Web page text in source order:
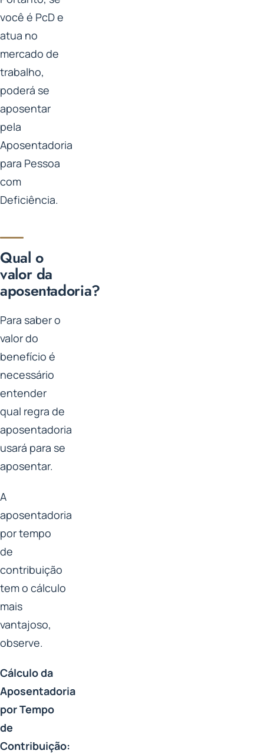
você é PcD e
atua no
mercado de
trabalho,
poderá se
aposentar
pela
Aposentadoria
para Pessoa
com
Deficiência.
Qual o
valor da
aposentadoria?
Para saber o
valor do
benefício é
necessário
entender
qual regra de
aposentadoria
usará para se
aposentar.
A
aposentadoria
por tempo
de
contribuição
tem o cálculo
mais
vantajoso,
observe.
Cálculo da
Aposentadoria
por Tempo
de
Contribuição: